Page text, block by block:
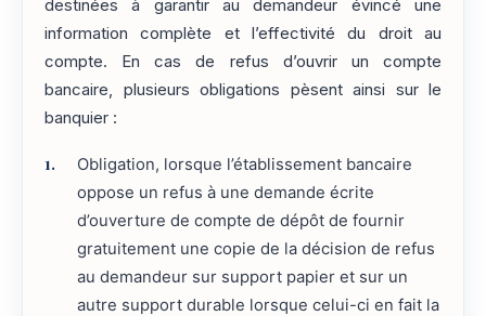
destinées à garantir au demandeur évincé une
information complète et l’effectivité du droit au
compte. En cas de refus d’ouvrir un compte
bancaire, plusieurs obligations pèsent ainsi sur le
banquier :
Obligation, lorsque l’établissement bancaire
oppose un refus à une demande écrite
d’ouverture de compte de dépôt de fournir
gratuitement une copie de la décision de refus
au demandeur sur support papier et sur un
autre support durable lorsque celui-ci en fait la